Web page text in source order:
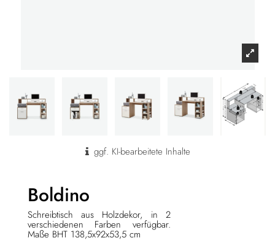
ggf. KI-bearbeitete Inhalte
Boldino
Schreibtisch aus Holzdekor, in 2
verschiedenen Farben verfügbar.
Maße BHT 138,5x92x53,5 cm